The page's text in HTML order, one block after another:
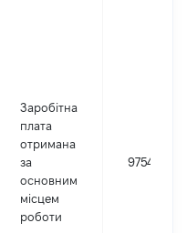
Заробітна
плата
отримана
за
основним
місцем
роботи
97546